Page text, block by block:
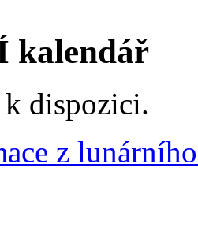
kalendář
k dispozici.
z